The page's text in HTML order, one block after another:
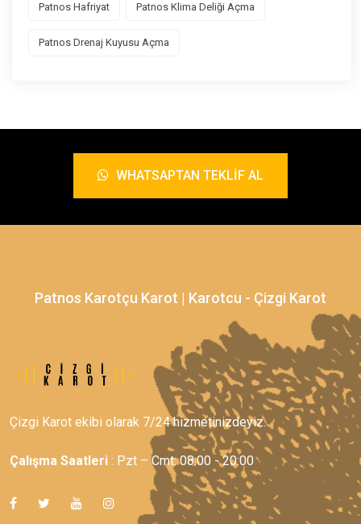
Patnos Hafriyat Patnos Klima Deliği Açma
Patnos Drenaj Kuyusu Açma
WHATSAPTAN TEKLIF AL
Patnos Karotçu Karot | Karotcu - Çizgi Karot
Çizgi Karot ekibi olarak 7/24 hizmetinizdeyiz.
Çalışma Saatleri : Pzt – Cmt: 08:00 - 20:00